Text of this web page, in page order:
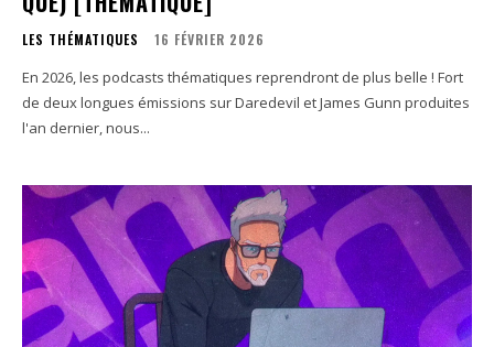
LES THÉMATIQUES 16 FÉVRIER 2026
En 2026, les podcasts thématiques reprendront de plus belle ! Fort
de deux longues émissions sur Daredevil et James Gunn produites
l'an dernier, nous...